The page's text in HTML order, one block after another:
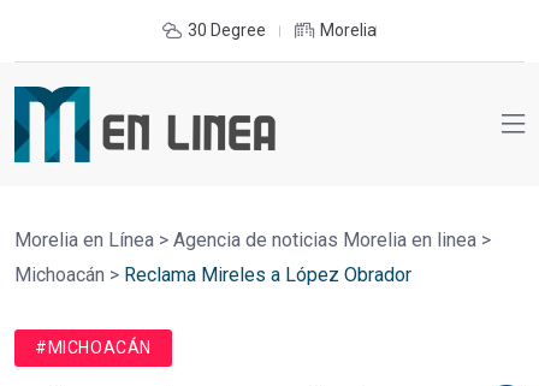
30 Degree Morelia
Morelia en Línea > Agencia de noticias Morelia en linea >
Michoacán > Reclama Mireles a López Obrador
#MICHOACÁN